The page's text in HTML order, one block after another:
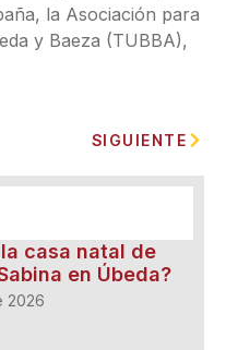
la Asociación para
y Baeza (TUBBA),
SIGUIENTE
casa natal de
en Úbeda?
2026